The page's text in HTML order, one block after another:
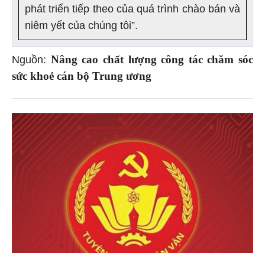
phát triển tiếp theo của quá trình chào bán và
niêm yết của chúng tôi”.
Nguồn: Nâng cao chất lượng công tác chăm sóc
sức khoẻ cán bộ Trung ương